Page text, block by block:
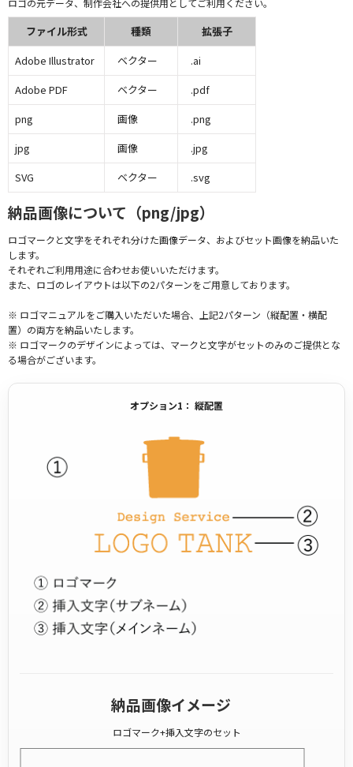
ロゴの元データ、制作会社への提供用としてご利用ください。
ファイル形式 種類
拡張子
Adobe Illustrator
ベクター
.ai
Adobe PDF
ベクター
.pdf
png
画像
.png
jpg
画像
.jpg
SVG
ベクター .svg
納品画像について（png/jpg）
ロゴマークと文字をそれぞれ分けた画像データ、およびセット画像を納品いた
します。
それぞれご利用用途に合わせお使いいただけます。
また、ロゴのレイアウトは以下の2パターンをご用意しております。
※ ロゴマニュアルをご購入いただいた場合、上記2パターン（縦配置・横配
置）の両方を納品いたします。
※ ロゴマークのデザインによっては、マークと文字がセットのみのご提供とな
る場合がございます。
オプション1： 縦配置
納品画像イメージ
ロゴマーク+挿入文字のセット